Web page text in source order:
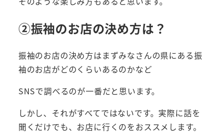
②振袖のお店の決め方は？
振袖のお店の決め方はまずみなさんの県にある振
袖のお店がどのくらいあるのかなど
SNSで調べるのが一番だと思います。
しかし、それがすべてではないです。実際に話を
聞くだけでも、お店に行くのをおススメします。